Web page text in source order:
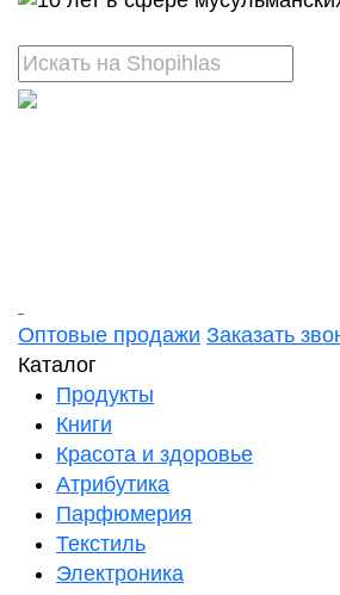
Оптовые продажи Заказать
Каталог
Продукты
Книги
Красота и здоровье
Атрибутика
Парфюмерия
Текстиль
Электроника